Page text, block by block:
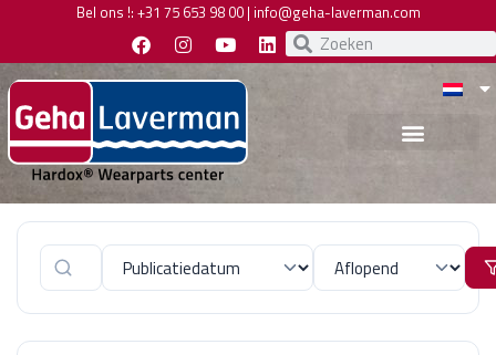
Bel ons !: +31 75 653 98 00| info@geha-laverman.com